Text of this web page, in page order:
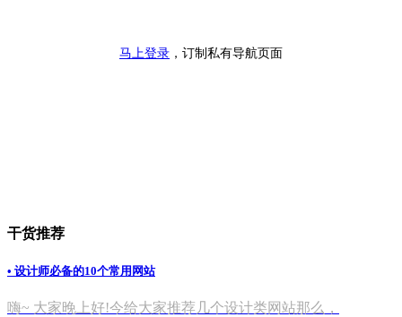
马上登录 ，订制私有导航页面
干货推荐
• 设计师必备的10个常用网站
嗨~ 大家晚上好!今给大家推荐几个设计类网站那么，